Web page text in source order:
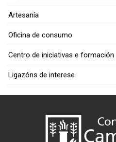
Artesanía
Oficina de consumo
Centro de iniciativas e formación
Ligazóns de interese